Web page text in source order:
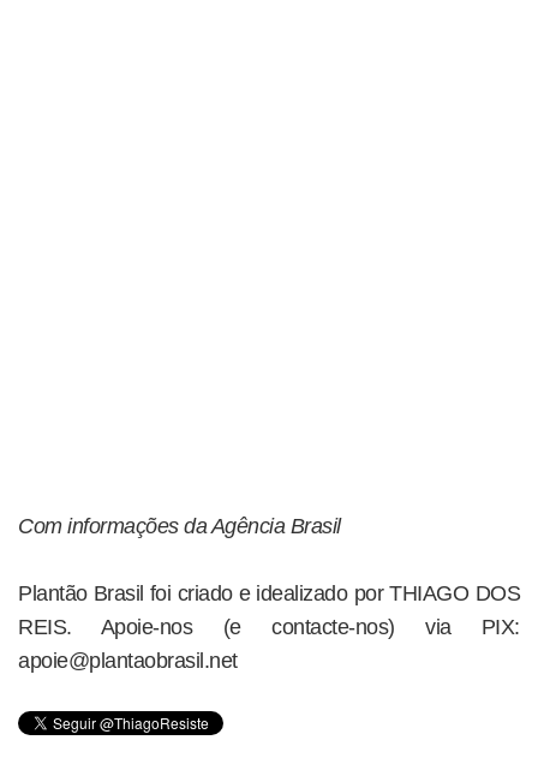
Com informações da Agência Brasil
Plantão Brasil foi criado e idealizado por THIAGO DOS
REIS. Apoie-nos (e contacte-nos) via PIX:
apoie@plantaobrasil.net